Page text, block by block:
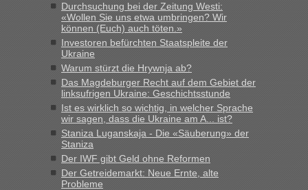
Durchsuchung bei der Zeitung Westi:
«Wollen Sie uns etwa umbringen? Wir
können (Euch) auch töten.»
Investoren befürchten Staatspleite der
Ukraine
Warum stürzt die Hrywnja ab?
Das Magdeburger Recht auf dem Gebiet der
linksufrigen Ukraine: Geschichtsstunde
Ist es wirklich so wichtig, in welcher Sprache
wir sagen, dass die Ukraine am A... ist?
Staniza Luganskaja - Die «Säuberung» der
Staniza
Der IWF gibt Geld ohne Reformen
Der Getreidemarkt: Neue Ernte, alte
Probleme